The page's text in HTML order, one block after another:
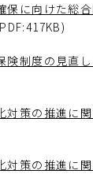
に向けた総合
制度の見直
策の推進に関
策の推進に